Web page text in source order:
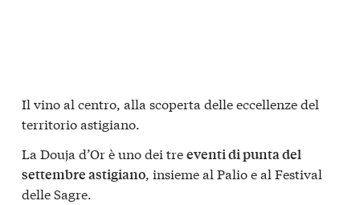
Il vino al centro, alla scoperta delle eccellenze del
territorio astigiano.
La Douja d’Or è uno dei treeventi di punta del
settembre astigiano, insieme al Palio e al Festival
delle Sagre.